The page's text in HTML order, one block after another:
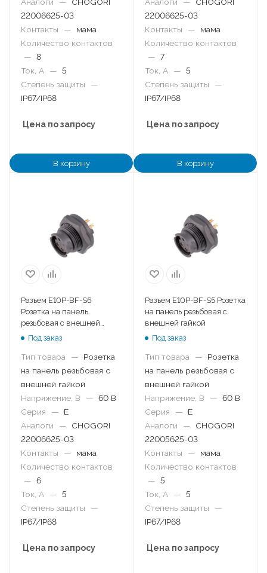
22006625-03
Контакты
—
мама
Количество контактов
— 8
Ток, А
— 5
Степень защиты
—
IP67/IP68
Цена по запросу
В корзину
22006625-03
Контакты
—
мама
Количество контактов
— 7
Ток, А
— 5
Степень защиты
—
IP67/IP68
Цена по запросу
В корзину
Разъем E10P-BF-S6
Розетка на панель
резьбовая с внешней
гайкой
Под заказ
Тип товара —
Розетка
на панель резьбовая с
внешней гайкой
Напряжение, В
— 60 В
Серия
—
E
Аналоги
—
CHOGORI
22006625-03
Контакты
—
мама
Количество контактов
— 6
Ток, А
— 5
Степень защиты
—
IP67/IP68
Цена по запросу
Разъем E10P-BF-S5 Розетка
на панель резьбовая с
внешней гайкой
Под заказ
Тип товара —
Розетка
на панель резьбовая с
внешней гайкой
Напряжение, В
— 60 В
Серия
—
E
Аналоги
—
CHOGORI
22005625-03
Контакты
—
мама
Количество контактов
— 5
Ток, А
— 5
Степень защиты
—
IP67/IP68
Цена по запросу